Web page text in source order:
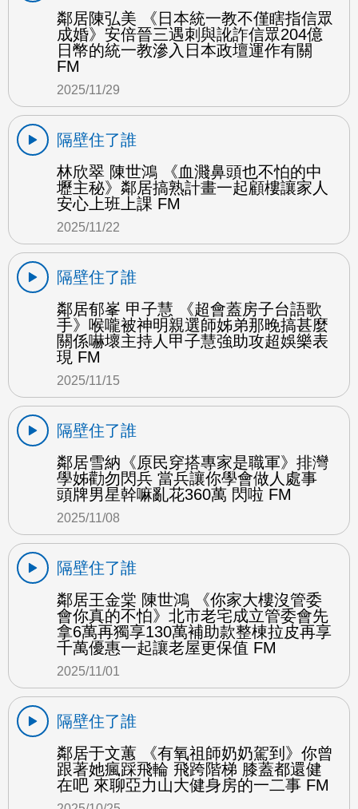
鄰居陳弘美 《日本統一教不僅瞎指信眾
成婚》安倍晉三遇刺與訛詐信眾204億
日幣的統一教滲入日本政壇運作有關
FM
2025/11/29
隔壁住了誰
林欣翠 陳世鴻 《血濺鼻頭也不怕的中
壢主秘》鄰居搞熟計畫一起顧樓讓家人
安心上班上課 FM
2025/11/22
隔壁住了誰
鄰居郁峯 甲子慧 《超會蓋房子台語歌
手》喉嚨被神明親選師姊弟那晚搞甚麼
關係嚇壞主持人甲子慧強助攻超娛樂表
現 FM
2025/11/15
隔壁住了誰
鄰居雪納《原民穿搭專家是職軍》排灣
學姊勸勿閃兵 當兵讓你學會做人處事
頭牌男星幹嘛亂花360萬 閃啦 FM
2025/11/08
隔壁住了誰
鄰居王金棠 陳世鴻 《你家大樓沒管委
會你真的不怕》北市老宅成立管委會先
拿6萬再獨享130萬補助款整棟拉皮再享
千萬優惠一起讓老屋更保值 FM
2025/11/01
隔壁住了誰
鄰居于文蕙 《有氧祖師奶奶駕到》你曾
跟著她瘋踩飛輪 飛跨階梯 膝蓋都還健
在吧 來聊亞力山大健身房的一二事 FM